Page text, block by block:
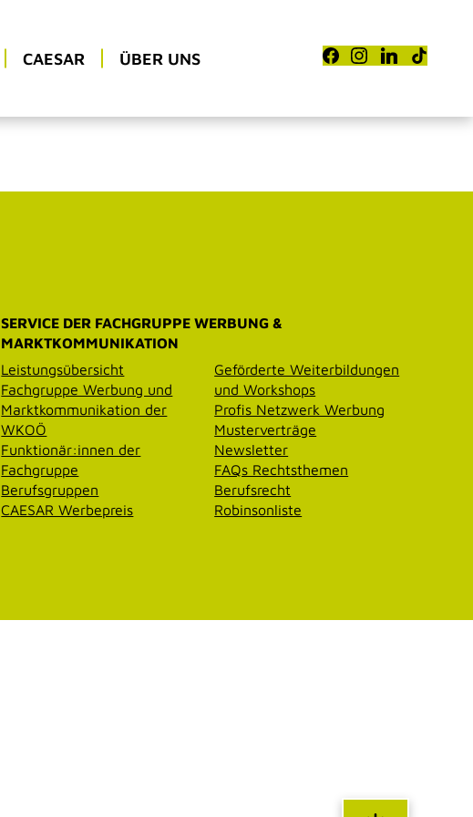
CAESAR ÜBER UNS
SERVICE DER FACHGRUPPE WERBUNG &
MARKTKOMMUNIKATION
Leistungsübersicht
Fachgruppe Werbung und
Marktkommunikation der
WKOÖ
Funktionär:innen der
Fachgruppe
Berufsgruppen
CAESAR Werbepreis
Geförderte Weiterbildungen
und Workshops
Profis Netzwerk Werbung
Musterverträge
Newsletter
FAQs Rechtsthemen
Berufsrecht
Robinsonliste